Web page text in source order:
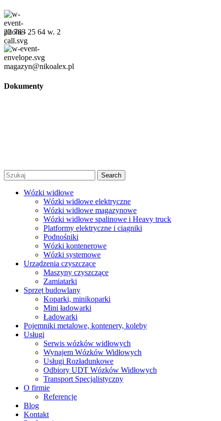
22 783 25 64 w. 2
magazyn@nikoalex.pl
Dokumenty
Search
Wózki widłowe
Wózki widłowe elektryczne
Wózki widłowe magazynowe
Wózki widłowe spalinowe i Heavy truck
Platformy elektryczne i ciągniki
Podnośniki
Wózki kontenerowe
Wózki systemowe
Urządzenia czyszczące
Maszyny czyszczące
Zamiatarki
Sprzęt budowlany
Koparki, minikoparki
Mini ładowarki
Ładowarki
Pojemniki metalowe, kontenery, koleby
Usługi
Serwis wózków widłowych
Wynajem Wózków Widłowych
Usługi Rozładunkowe
Odbiory UDT Wózków Widłowych
Transport Specjalistyczny
O firmie
Referencje
Blog
Kontakt